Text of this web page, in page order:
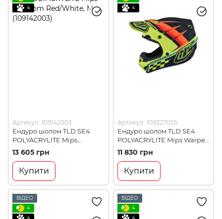
4
Артикул: 109142003
Ендуро шолом TLD SE4
POLYACRYLITE Mips
Freedom Red/White, M
(109142003)
13 605 грн
Купити
4
Артикул: 109327055
Ендуро шолом TLD SE4
POLYACRYLITE Mips Warped
Yellow, XL (109327055)
11 830 грн
Купити
ВІДЕО
4
4
ВІДЕО
4
4